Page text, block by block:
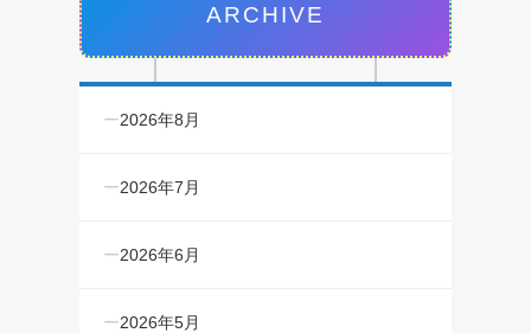
ARCHIVE
2026年8月
2026年7月
2026年6月
2026年5月